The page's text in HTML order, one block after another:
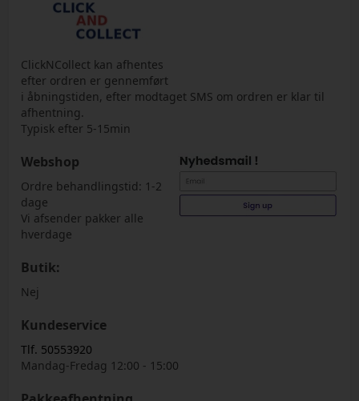
ClickNCollect kan afhentes
efter ordren er gennemført
i åbningstiden, efter modtaget SMS om ordren er klar til
afhentning.
Typisk efter 5-15min
Webshop
Ordre behandlingstid: 1-2
dage
Vi afsender pakker alle
hverdage
Butik:
Nej
Kundeservice
Tlf. 50553920
Mandag-Fredag 12:00 - 15:00